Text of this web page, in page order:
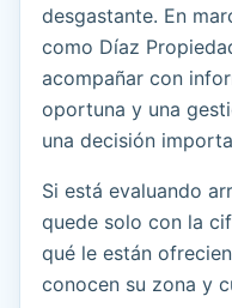
desgastante. En
como Díaz
acompañar con
oportuna y una
una decisión
Si está evaluando
quede solo con la
qué le están
conocen su zona y